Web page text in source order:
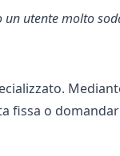
un utente molto
fissa o